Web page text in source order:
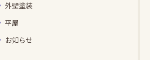
外壁塗装
平屋
お知らせ